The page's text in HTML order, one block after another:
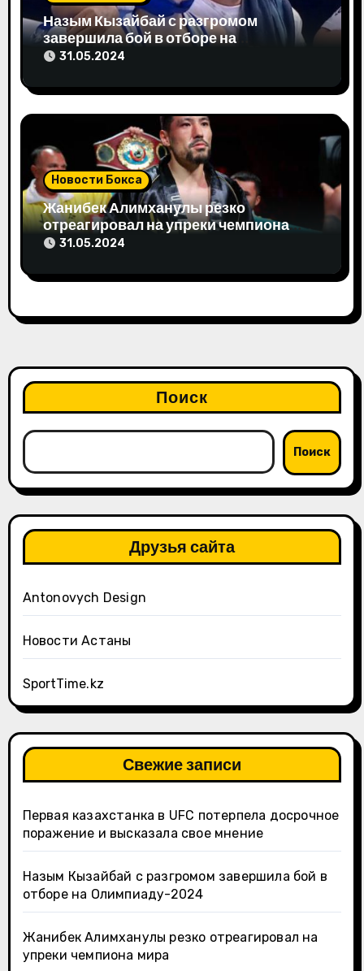
я
м
Назым Кызайбай с разгромом
завершила бой в отборе на
Олимпиаду-2024
31.05.2024
Новости Бокса
Жанибек Алимханулы резко
отреагировал на упреки чемпиона
мира
31.05.2024
Поиск
Поиск
Друзья сайта
Antonovych Design
Новости Астаны
SportTime.kz
Свежие записи
Первая казахстанка в UFC потерпела досрочное
поражение и высказала свое мнение
Назым Кызайбай с разгромом завершила бой в
отборе на Олимпиаду-2024
Жанибек Алимханулы резко отреагировал на
упреки чемпиона мира